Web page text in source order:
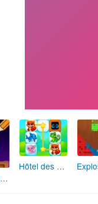
Dessine et Écrase : Le Jeu des Monstres
Hôtel des Animaux de Rêve